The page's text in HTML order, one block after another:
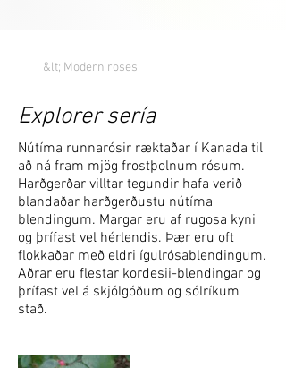
&lt; Modern roses
Explorer sería
Nútíma runnarósir ræktaðar í Kanada til
að ná fram mjög frostþolnum rósum.
Harðgerðar villtar tegundir hafa verið
blandaðar harðgerðustu nútíma
blendingum. Margar eru af rugosa kyni
og þrífast vel hérlendis. Þær eru oft
flokkaðar með eldri ígulrósablendingum.
Aðrar eru flestar kordesii-blendingar og
þrífast vel á skjólgóðum og sólríkum
stað.